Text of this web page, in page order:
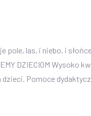
pole, las, i niebo, i
DZIECIOM Wysoko
Pomoce